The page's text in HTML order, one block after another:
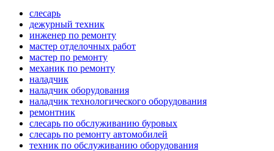
слесарь
дежурный техник
инженер по ремонту
мастер отделочных работ
мастер по ремонту
механик по ремонту
наладчик
наладчик оборудования
наладчик технологического оборудования
ремонтник
слесарь по обслуживанию буровых
слесарь по ремонту автомобилей
техник по обслуживанию оборудования